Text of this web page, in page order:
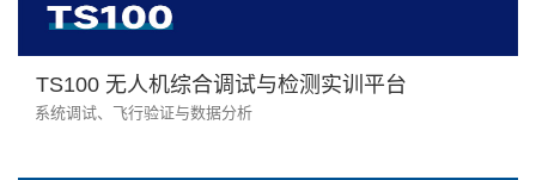
TS100 无人机综合调试与检测实训平台
系统调试、飞行验证与数据分析